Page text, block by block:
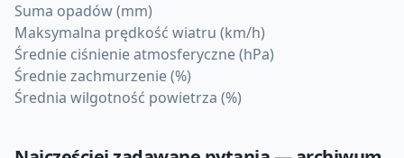
Suma opadów (mm)
Maksymalna prędkość wiatru (km/h)
Średnie ciśnienie atmosferyczne (hPa)
Średnie zachmurzenie (%)
Średnia wilgotność powietrza (%)